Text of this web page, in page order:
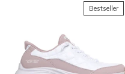
Bestseller